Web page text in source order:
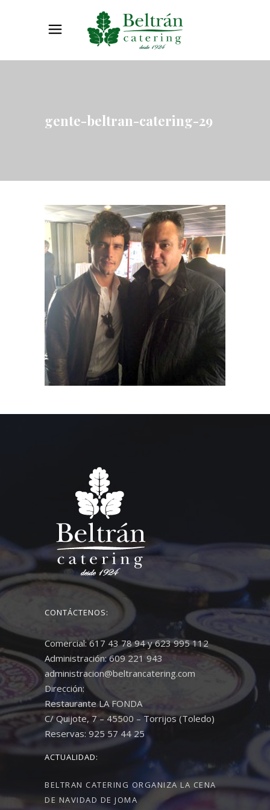
gente-beltran-catering-29
CONTÁCTENOS:
Comercial: 617 43 78 94 y 623 995 112
Administración: 609 221 943
administracion@beltrancatering.com
Dirección:
Restaurante LA FONDA
C/ Quijote, 7 – 45500 – Torrijos (Toledo)
Reservas: 925 57 44 25
ACTUALIDAD:
BELTRAN CATERING ORGANIZA LA CENA
DE NAVIDAD DE JOMA